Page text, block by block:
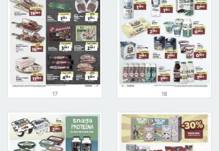
17 18